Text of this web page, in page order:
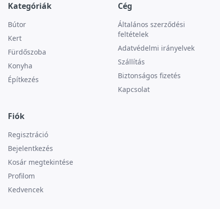
Kategóriák
Bútor
Kert
Fürdőszoba
Konyha
Építkezés
Cég
Általános szerződési
feltételek
Adatvédelmi irányelvek
Szállítás
Biztonságos fizetés
Kapcsolat
Fiók
Regisztráció
Bejelentkezés
Kosár megtekintése
Profilom
Kedvencek